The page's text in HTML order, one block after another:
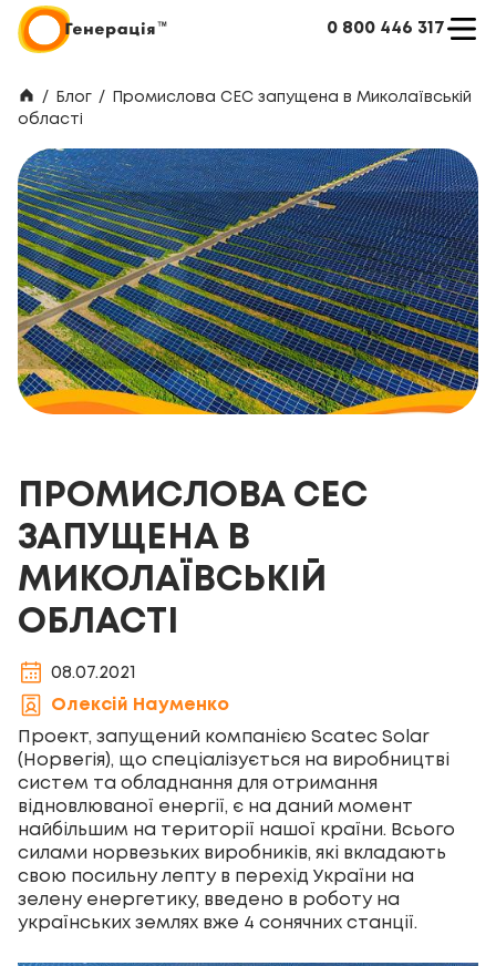
0 800 446 317
/ Блог /
Промислова СЕС запущена в Миколаївській
області
ПРОМИСЛОВА СЕС
ЗАПУЩЕНА В
МИКОЛАЇВСЬКІЙ
ОБЛАСТІ
08.07.2021
Олексій Науменко
Проект, запущений компанією Scatec Solar
(Норвегія), що спеціалізується на виробництві
систем та обладнання для отримання
відновлюваної енергії, є на даний момент
найбільшим на території нашої країни. Всього
силами норвезьких виробників, які вкладають
свою посильну лепту в перехід України на
зелену енергетику, введено в роботу на
українських землях вже 4 сонячних станції.